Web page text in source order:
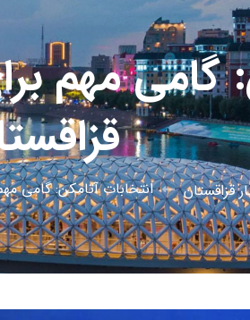
گامی مهم
قزاقستان انتخابات آتامکن: گامی